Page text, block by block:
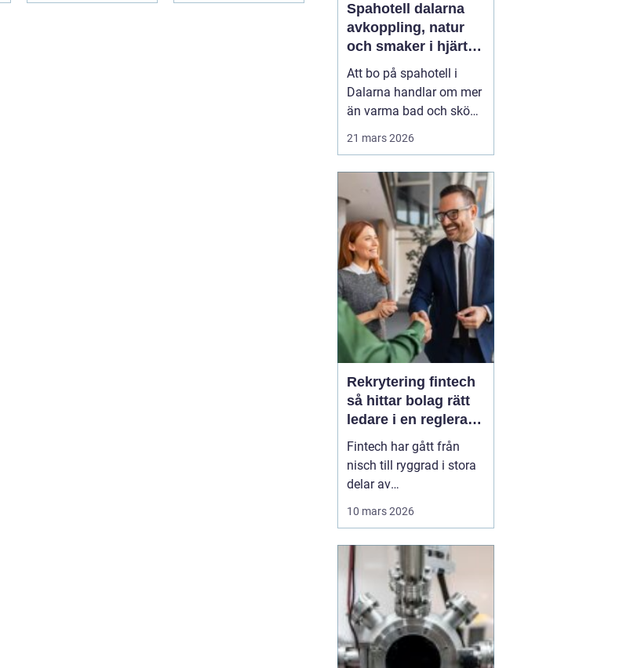
Spahotell dalarna
avkoppling, natur
och smaker i hjärtat
av landskapet
Att bo på spahotell i
Dalarna handlar om mer
än varma bad och sköna
dalagårdar med historia
och vällagad mat skapar
en helhetsupplevelse
som många söker när
vardagen snurrar för
fort. Den som res...
21 mars 2026
Rekrytering fintech
så hittar bolag rätt
ledare i en reglerad
tillväxtbransch
Fintech har gått från
nisch till ryggrad i stora
delar av
banker och skapar helt
nya affärsmodeller.
Samtidigt ökar kraven
från både kunder,
investerare och
myndigheter. I den här
10 mars 2026